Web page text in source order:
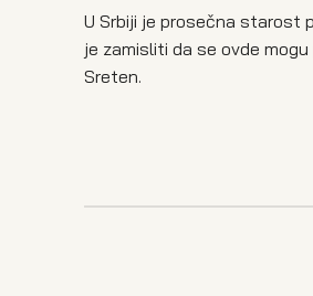
U Srbiji je prosečna starost
je zamisliti da se ovde
Sreten.